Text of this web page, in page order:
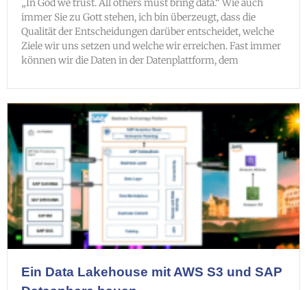
„In God we trust. All others must bring data.“ Wie auch
immer Sie zu Gott stehen, ich bin überzeugt, dass die
Qualität der Entscheidungen darüber entscheidet, welche
Ziele wir uns setzen und welche wir erreichen. Fast immer
können wir die Daten in der Datenplattform, dem
Ein Data Lakehouse mit AWS S3 und SAP